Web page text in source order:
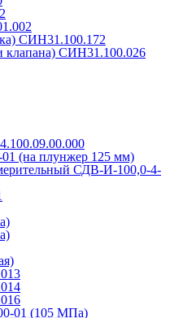
СИН31.100.172
клапана) СИН31.100.026
(на плунжер 125 мм)
СДВ-И-100,0-4-
01 (105 МПа)